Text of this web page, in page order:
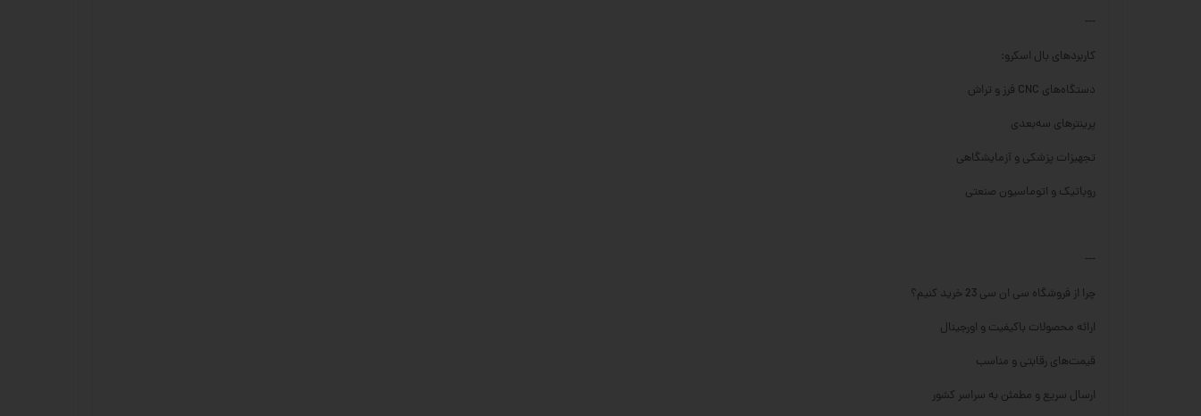
---
کاربردهای بال اسکرو:
دستگاه‌های CNC فرز و تراش
پرینترهای سه‌بعدی
تجهیزات پزشکی و آزمایشگاهی
روباتیک و اتوماسیون صنعتی
---
چرا از فروشگاه سی ان سی 23 خرید کنیم؟
ارائه محصولات باکیفیت و اورجینال
قیمت‌های رقابتی و مناسب
ارسال سریع و مطمئن به سراسر کشور